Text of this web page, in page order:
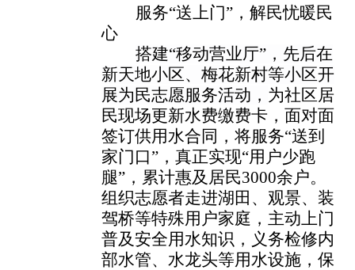
服务“送上门”，解民忧暖民
心
搭建“移动营业厅”，先后在
新天地小区、梅花新村等小区开
展为民志愿服务活动， 为社区居
民现场更新水费缴费卡，面对面
签订供用水合同，将服务“送到
家门口”，真正实现“用户少跑
腿”，累计惠及居民3000余户。
组织志愿者走进湖田、观景、装
驾桥等特殊用户家庭，主动上门
普及安全用水知识，义务检修内
部水管、水龙头等用水设施，保